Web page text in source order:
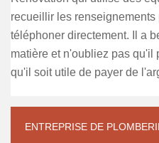
recueillir les
téléphoner directement. Il a
matière et n'oubliez pas qu'il
qu'il soit utile de payer de
ENTREPRISE DE